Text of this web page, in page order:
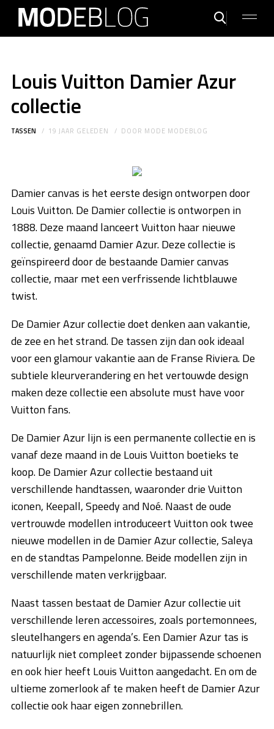
Louis Vuitton Damier Azur
collectie
TASSEN 19 JAAR GELEDEN DOOR MODE MODEBLOG
Damier canvas is het eerste design ontworpen door
Louis Vuitton. De Damier collectie is ontworpen in
1888. Deze maand lanceert Vuitton haar nieuwe
collectie, genaamd Damier Azur. Deze collectie is
geïnspireerd door de bestaande Damier canvas
collectie, maar met een verfrissende lichtblauwe
twist.
De Damier Azur collectie doet denken aan vakantie,
de zee en het strand. De tassen zijn dan ook ideaal
voor een glamour vakantie aan de Franse Riviera. De
subtiele kleurverandering en het vertouwde design
maken deze collectie een absolute must have voor
Vuitton fans.
De Damier Azur lijn is een permanente collectie en is
vanaf deze maand in de Louis Vuitton boetieks te
koop. De Damier Azur collectie bestaand uit
verschillende handtassen, waaronder drie Vuitton
iconen, Keepall, Speedy and Noé. Naast de oude
vertrouwde modellen introduceert Vuitton ook twee
nieuwe modellen in de Damier Azur collectie, Saleya
en de standtas Pampelonne. Beide modellen zijn in
verschillende maten verkrijgbaar.
Naast tassen bestaat de Damier Azur collectie uit
verschillende leren accessoires, zoals portemonnees,
sleutelhangers en agenda’s. Een Damier Azur tas is
natuurlijk niet compleet zonder bijpassende schoenen
en ook hier heeft Louis Vuitton aangedacht. En om de
ultieme zomerlook af te maken heeft de Damier Azur
collectie ook haar eigen zonnebrillen.